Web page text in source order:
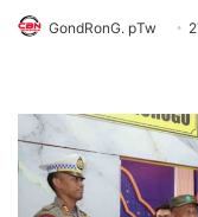
GondRonG. pTw